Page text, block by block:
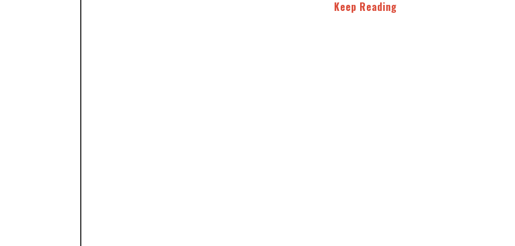
Keep Reading